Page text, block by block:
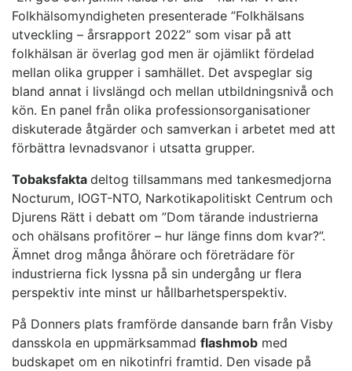
Folkhälsomyndigheten presenterade ”Folkhälsans
utveckling – årsrapport 2022” som visar på att
folkhälsan är överlag god men är ojämlikt fördelad
mellan olika grupper i samhället. Det avspeglar sig
bland annat i livslängd och mellan utbildningsnivå och
kön. En panel från olika professionsorganisationer
diskuterade åtgärder och samverkan i arbetet med att
förbättra levnadsvanor i utsatta grupper.
Tobaksfakta deltog tillsammans med tankesmedjorna
Nocturum, IOGT-NTO, Narkotikapolitiskt Centrum och
Djurens Rätt i debatt om ”Dom tärande industrierna
och ohälsans profitörer – hur länge finns dom kvar?”.
Ämnet drog många åhörare och företrädare för
industrierna fick lyssna på sin undergång ur flera
perspektiv inte minst ur hållbarhetsperspektiv.
På Donners plats framförde dansande barn från Visby
dansskola en uppmärksammad flashmob med
budskapet om en nikotinfri framtid. Den visade på